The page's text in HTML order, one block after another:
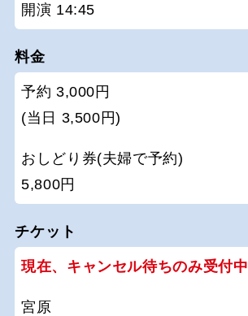
開演 14:45
料金
予約 3,000円
(当日 3,500円)
おしどり券(夫婦で予約)
5,800円
チケット
現在、キャンセル待ちのみ受付中
宮原